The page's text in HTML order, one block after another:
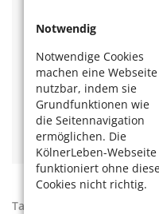
Notwendig
Notwendige Cookies
machen eine Webseite
nutzbar, indem sie
Grundfunktionen wie
die Seitennavigation
ermöglichen. Die
KölnerLeben-Webseite
funktioniert ohne
Cookies nicht richtig.
frei zugänglich,
keine.
Das könnte Sie
Lesen Sie mehr über:
Kölner Parks.
Gymnastik im Sitzen
Tags: